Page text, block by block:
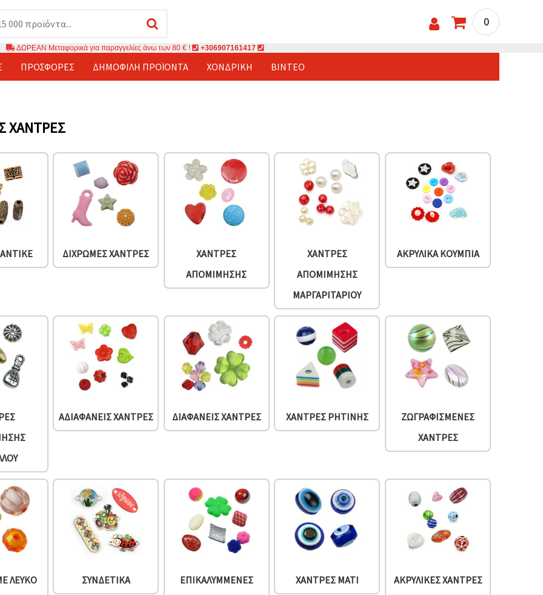
0
ΔΩΡΕΑΝ Μεταφορικά για παραγγελίες άνω των 80 € ! +306907161417
ΠΡΟΣΦΟΡΈΣ ΔΗΜΟΦΙΛΉ ΠΡΟΪΌΝΤΑ ΧΟΝΔΡΙΚΉ ΒΊΝΤΕΟ
ΧΆΝΤΡΕΣ
ΔΊΧΡΩΜΕΣ ΧΆΝΤΡΕΣ
ΧΆΝΤΡΕΣ
ΑΠΟΜΊΜΗΣΗΣ
ΧΆΝΤΡΕΣ
ΑΠΟΜΊΜΗΣΗΣ
ΜΑΡΓΑΡΙΤΑΡΙΟΎ
ΑΚΡΥΛΙΚΆ ΚΟΥΜΠΙΆ
ΑΔΙΑΦΑΝΕΊΣ ΧΆΝΤΡΕΣ ΔΙΑΦΑΝΕΊΣ ΧΆΝΤΡΕΣ ΧΆΝΤΡΕΣ ΡΗΤΊΝΗΣ
ΖΩΓΡΑΦΙΣΜΈΝΕΣ
ΧΆΝΤΡΕΣ
ΛΕΥΚΌ
ΣΥΝΔΕΤΙΚΆ
ΕΠΙΚΑΛΥΜΜΈΝΕΣ
ΧΆΝΤΡΕΣ ΜΆΤΙ
ΑΚΡΥΛΙΚΈΣ ΧΆΝΤΡΕΣ